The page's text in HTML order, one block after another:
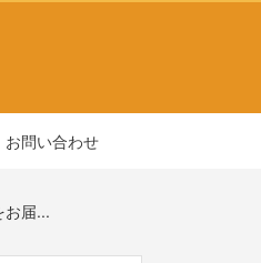
お問い合わせ
お届...